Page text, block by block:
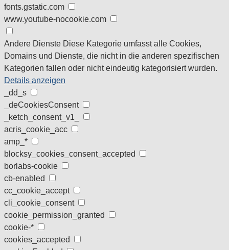
fonts.gstatic.com
www.youtube-nocookie.com
Andere Dienste Diese Kategorie umfasst alle Cookies,
Domains und Dienste, die nicht in die anderen spezifischen
Kategorien fallen oder nicht eindeutig kategorisiert wurden.
Details anzeigen
_dd_s
_deCookiesConsent
_ketch_consent_v1_
acris_cookie_acc
amp_*
blocksy_cookies_consent_accepted
borlabs-cookie
cb-enabled
cc_cookie_accept
cli_cookie_consent
cookie_permission_granted
cookie-*
cookies_accepted